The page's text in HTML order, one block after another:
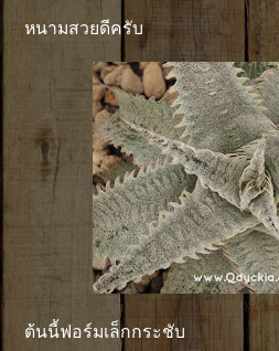
หนามสวยดีครับ
ต้นนี้ฟอร์มเล็กกระชับ